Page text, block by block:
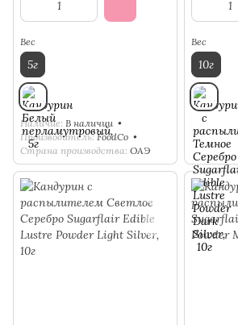
Вес
5г
Наличие В наличии
Производитель FoodCo
Страна производства ОАЭ
Вес
10г